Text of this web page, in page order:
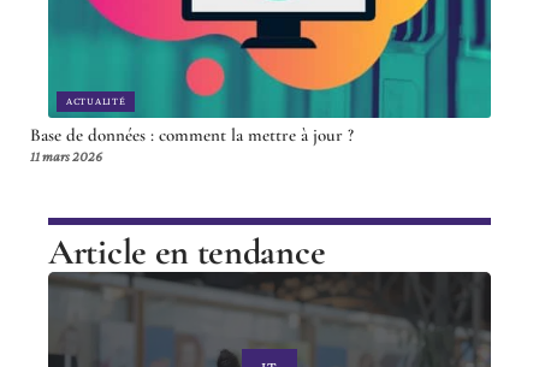
ACTUALITÉ
Base de données : comment la mettre à jour ?
11 mars 2026
Article en tendance